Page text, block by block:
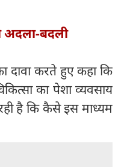
अदला-बदली
दावा करते हुए कहा कि
का पेशा व्यवसाय
है कि कैसे इस माध्यम